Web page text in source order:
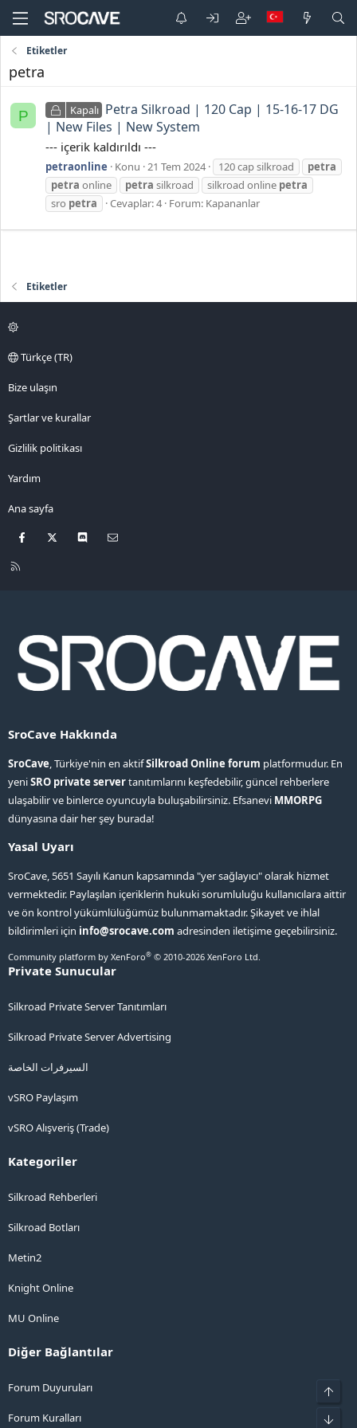
Etiketler
petra
P Kapalı Petra Silkroad | 120 Cap | 15-16-17 DG
| New Files | New System
--- içerik kaldırıldı ---
petraonline Konu 21 Tem 2024 120 cap silkroad
petra
petra online petra silkroad silkroad online petra
sro petra Cevaplar: 4 Forum: Kapananlar
Etiketler
Türkçe (TR)
Bize ulaşın
Şartlar ve kurallar
Gizlilik politikası
Yardım
Ana sayfa
Facebook Discord
R
SroCave Hakkında
SroCave, Türkiye'nin en aktifSilkroad Online forum platformudur. En
yeniSRO private servertanıtımlarını keşfedebilir, güncel rehberlere
ulaşabilir ve binlerce oyuncuyla buluşabilirsiniz. Efsanevi MMORPG
dünyasına dair her şey burada!
Yasal Uyarı
SroCave, 5651 Sayılı Kanun kapsamında "yer sağlayıcı" olarak hizmet
vermektedir. Paylaşılan içeriklerin hukuki sorumluluğu kullanıcılara aittir
ve ön kontrol yükümlülüğümüz bulunmamaktadır. Şikayet ve ihlal
bildirimleri için info@srocave.com adresinden iletişime geçebilirsiniz.
Community platform by XenForo® © 2010-2026 XenForo Ltd.
Private Sunucular
Silkroad Private Server Tanıtımları
Silkroad Private Server Advertising
السيرفرات الخاصة
vSRO Paylaşım
vSRO Alışveriş (Trade)
Kategoriler
Silkroad Rehberleri
Silkroad Botları
Metin2
Knight Online
MU Online
Diğer Bağlantılar
Forum Duyuruları
Forum Kuralları